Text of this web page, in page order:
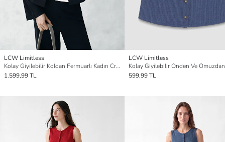
LCW Limitless
Kolay Giyilebilir Koldan Fermuarlı Kadın Crop Blazer Ceket
1.599,99 TL
LCW Limitless
599,99 TL